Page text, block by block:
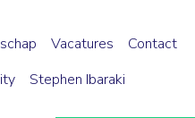
Stephen Ibaraki
Vacatures Contact